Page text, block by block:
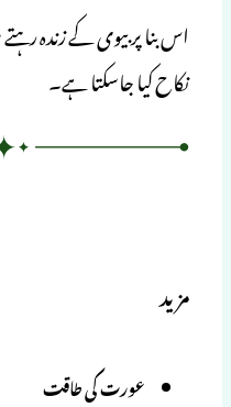
اس بنا پر بیوی کے زندہ
نکاح کیا جاسکتا ہے۔
مزید
عورت کی طاقت